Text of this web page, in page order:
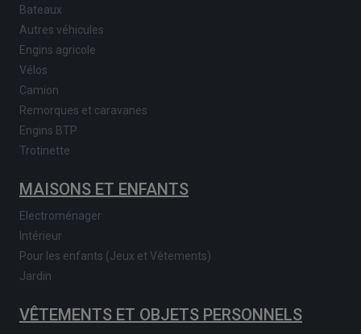
Bateaux
Autres véhicules
Engins agricole
Vélos
Camion
Remorques et caravanes
Engins BTP
Trotinette
MAISONS ET ENFANTS
Electroménager
Intérieur
Pour les enfants (Jeux et Vêtements)
Jardin
VÊTEMENTS ET OBJETS PERSONNELS